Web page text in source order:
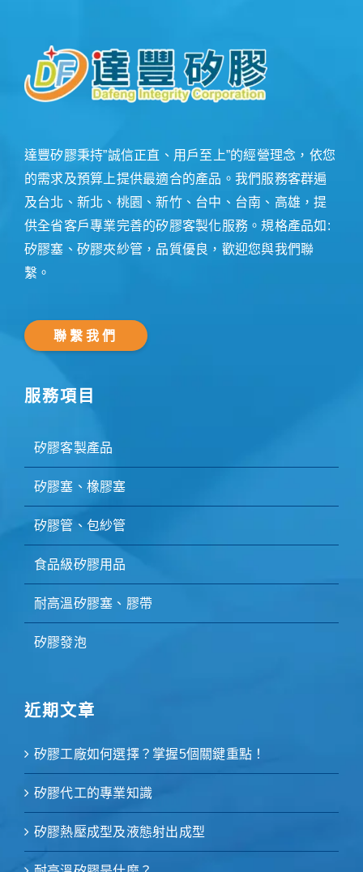
達豐矽膠秉持”誠信正直、用戶至上”的經營理念，依您
的需求及預算上提供最適合的產品。我們服務客群遍
及台北、新北、桃園、新竹、台中、台南、高雄，提
供全省客戶專業完善的矽膠客製化服務。規格產品如:
矽膠塞、矽膠夾紗管，品質優良，歡迎您與我們聯
繫。
聯繫我們
服務項目
矽膠客製產品
矽膠塞、橡膠塞
矽膠管、包紗管
食品級矽膠用品
耐高溫矽膠塞、膠帶
矽膠發泡
近期文章
矽膠工廠如何選擇？掌握5個關鍵重點！
矽膠代工的專業知識
矽膠熱壓成型及液態射出成型